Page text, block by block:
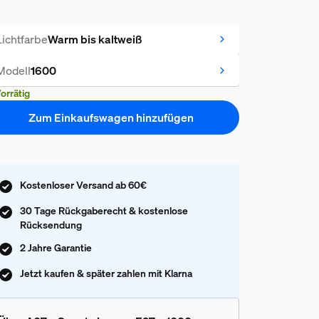
Warm bis kaltweiß
1600
Zum Einkaufswagen hinzufügen
Kostenloser Versand ab 60€
30 Tage Rückgaberecht & kostenlose
Rücksendung
2 Jahre Garantie
Jetzt kaufen & später zahlen mit Klarna